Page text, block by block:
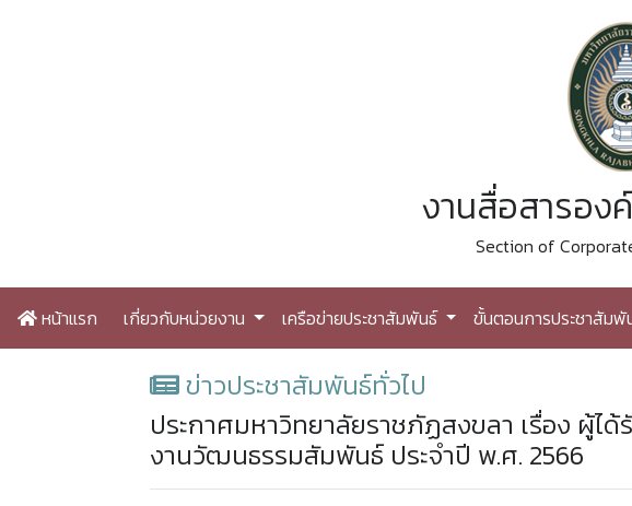
งานสื่อสารอง
Section of
หน้าแรก เกี่ยวกับหน่วยงาน เครือข่ายประชาสัมพันธ์ ขั้นตอนการประชาสัมพั
ข่าวประชาสัมพันธ์ทั่วไป
ประกาศมหาวิทยาลัยราชภัฏสงขลา เรื่อง ผู้ไ
งานวัฒนธรรมสัมพันธ์ ประจำปี พ.ศ. 2566